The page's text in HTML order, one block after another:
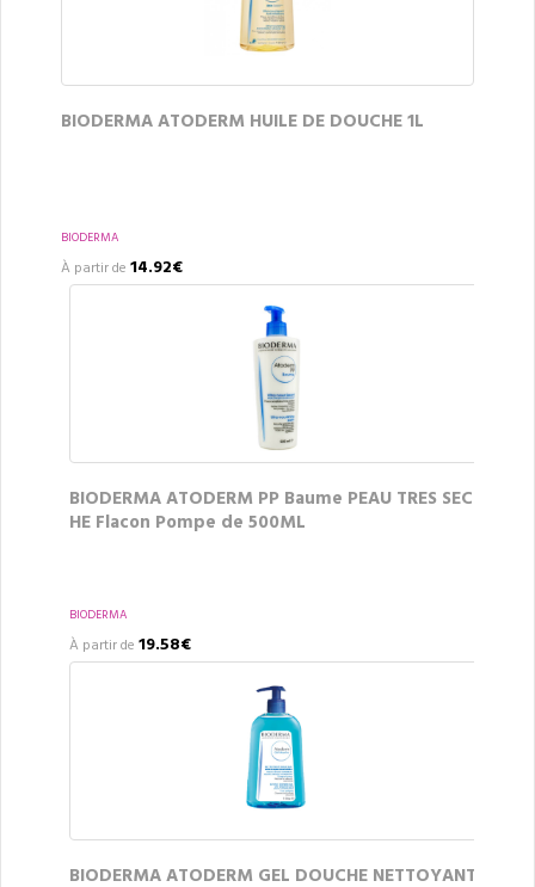
BIODERMA ATODERM HUILE DE DOUCHE 1L
BIODERMA
À partir de 14.92€
BIODERMA ATODERM PP Baume PEAU TRES SEC
HE Flacon Pompe de 500ML
BIODERMA
À partir de19.58€
BIODERMA ATODERM GEL DOUCHE NETTOYANT